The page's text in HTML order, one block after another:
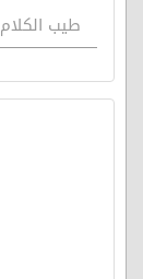
طيب الكلام 515